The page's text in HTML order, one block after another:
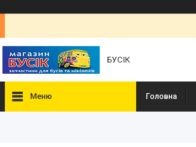
БУСІК
Меню Головна